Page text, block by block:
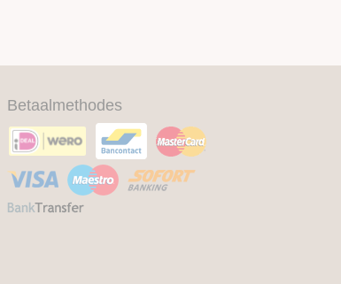
Betaalmethodes